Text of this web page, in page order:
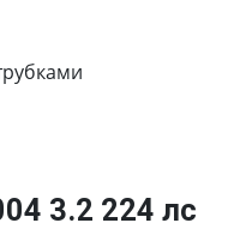
3.2 224 лс